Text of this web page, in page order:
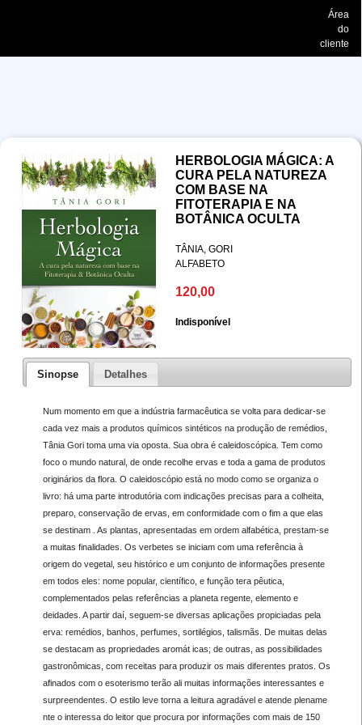
Área
do
cliente
HERBOLOGIA MÁGICA: A
CURA PELA NATUREZA
COM BASE NA
FITOTERAPIA E NA
BOTÂNICA OCULTA
TÂNIA, GORI
ALFABETO
120,00
Indisponível
Sinopse Detalhes
Num momento em que a indústria farmacêutica se volta para dedicar-se
cada vez mais a produtos químicos sintéticos na produção de remédios,
Tânia Gori toma uma via oposta. Sua obra é caleidoscópica. Tem como
foco o mundo natural, de onde recolhe ervas e toda a gama de produtos
originários da flora. O caleidoscópio está no modo como se organiza o
livro: há uma parte introdutória com indicações precisas para a colheita,
preparo, conservação de ervas, em conformidade com o fim a que elas
se destinam . As plantas, apresentadas em ordem alfabética, prestam-se
a muitas finalidades. Os verbetes se iniciam com uma referência à
origem do vegetal, seu histórico e um conjunto de informações presente
em todos eles: nome popular, científico, e função tera pêutica,
complementados pelas referências a planeta regente, elemento e
deidades. A partir daí, seguem-se diversas aplicações propiciadas pela
erva: remédios, banhos, perfumes, sortilégios, talismãs. De muitas delas
se destacam as propriedades aromát icas; de outras, as possibilidades
gastronômicas, com receitas para produzir os mais diferentes pratos. Os
afinados com o esoterismo terão ali muitas informações interessantes e
surpreendentes. O estilo leve torna a leitura agradável e atende plename
nte o interessa do leitor que procura por informações com mais de 150